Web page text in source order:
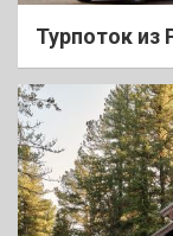
Турпоток из